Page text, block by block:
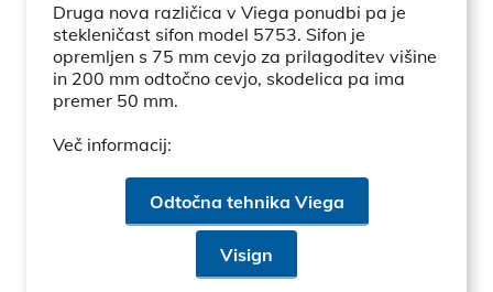
Druga nova različica v Viega ponudbi pa je
stekleničast sifon model 5753. Sifon je
opremljen s 75 mm cevjo za prilagoditev višine
in 200 mm odtočno cevjo, skodelica pa ima
premer 50 mm.
Več informacij:
Odtočna tehnika Viega
Visign